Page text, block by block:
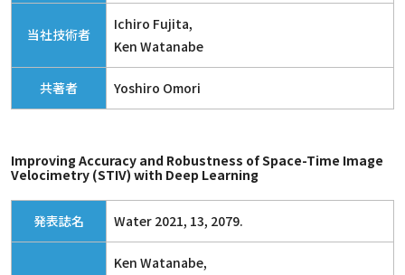
当社技術者
Ichiro Fujita,
Ken Watanabe
共著者 Yoshiro Omori
Improving Accuracy and Robustness of Space-Time Image
Velocimetry (STIV) with Deep Learning
発表誌名 Water 2021, 13, 2079.
Ken Watanabe,